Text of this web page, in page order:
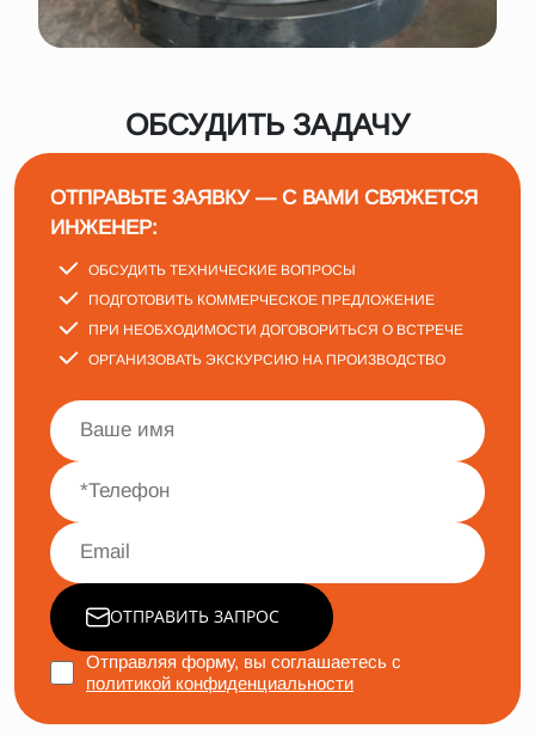
ОБСУДИТЬ ЗАДАЧУ
ОТПРАВЬТЕ ЗАЯВКУ — С ВАМИ СВЯЖЕТСЯ
ИНЖЕНЕР:
ОБСУДИТЬ ТЕХНИЧЕСКИЕ ВОПРОСЫ
ПОДГОТОВИТЬ КОММЕРЧЕСКОЕ ПРЕДЛОЖЕНИЕ
ПРИ НЕОБХОДИМОСТИ ДОГОВОРИТЬСЯ О ВСТРЕЧЕ
ОРГАНИЗОВАТЬ ЭКСКУРСИЮ НА ПРОИЗВОДСТВО
ОТПРАВИТЬ ЗАПРОС
Отправляя форму, вы соглашаетесь с
политикой конфиденциальности